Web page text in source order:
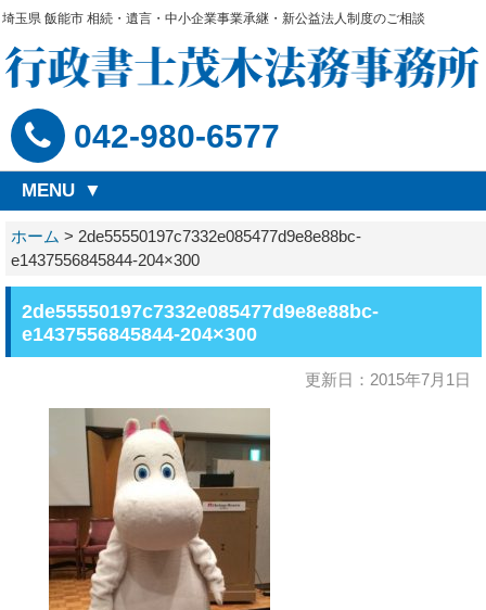
埼玉県 飯能市 相続・遺言・中小企業事業承継・新公益法人制度のご相談
042-980-6577
MENU
ホーム > 2de55550197c7332e085477d9e8e88bc-
e1437556845844-204×300
2de55550197c7332e085477d9e8e88bc-
e1437556845844-204×300
更新日：2015年7月1日